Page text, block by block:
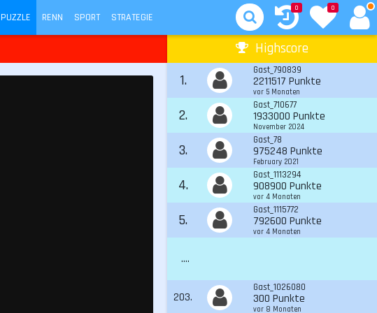
PUZZLE RENN SPORT STRATEGIE
0
0
Highscore
1.
Gast_790839
2211517 Punkte
vor 5 Monaten
2.
Gast_710677
1933000 Punkte
November 2024
3.
Gast_78
975248 Punkte
February 2021
4.
Gast_1113294
908900 Punkte
vor 4 Monaten
5.
Gast_1115772
792600 Punkte
vor 4 Monaten
....
203.
Gast_1026080
300 Punkte
vor 8 Monaten